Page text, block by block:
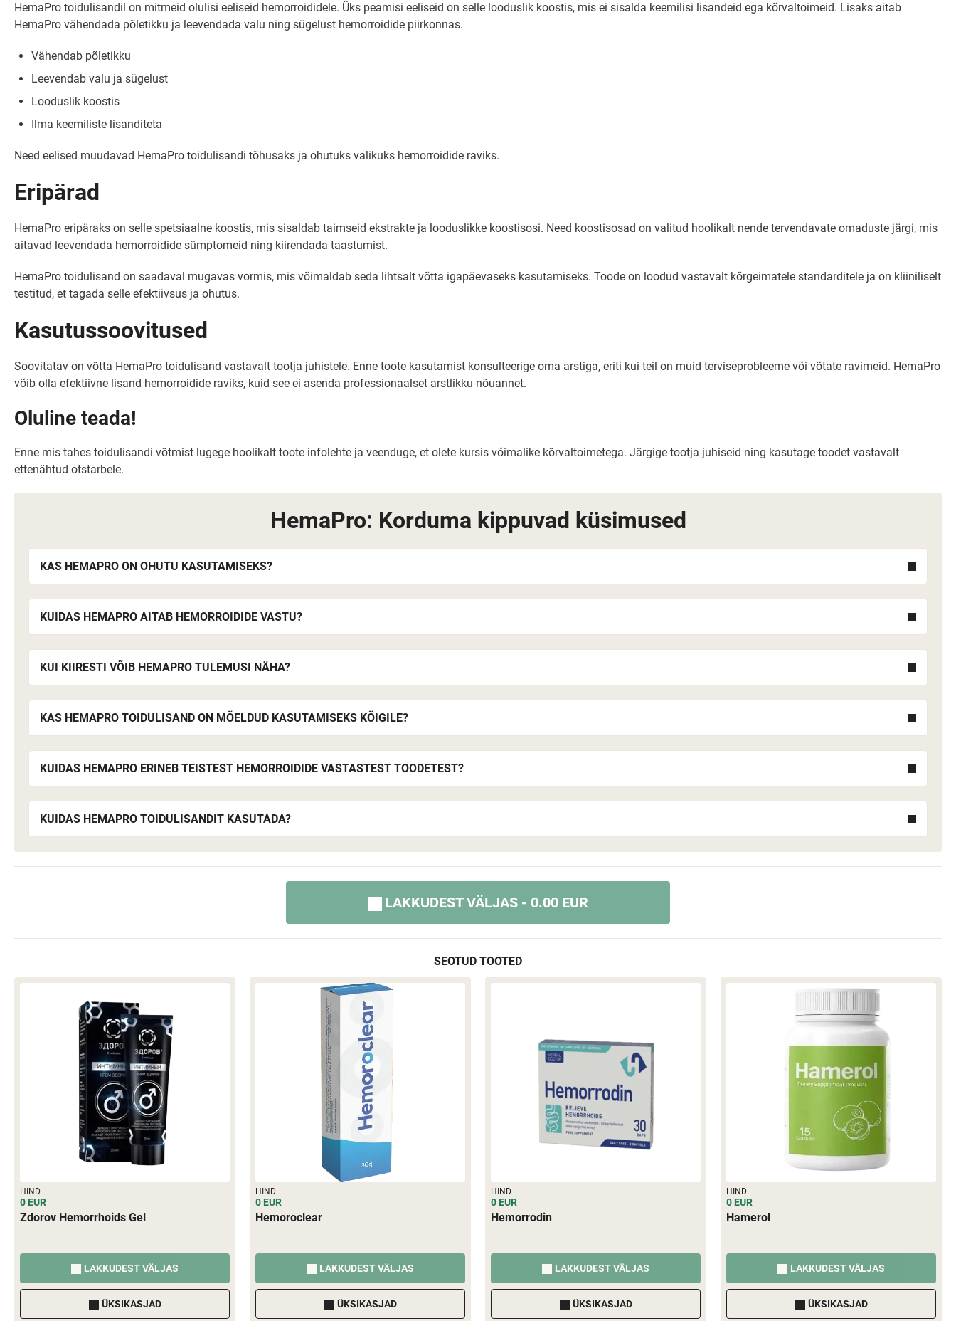
HemaPro toidulisandil on mitmeid olulisi eeliseid hemorroididele. Üks peamisi eeliseid on selle looduslik koostis, mis ei sisalda keemilisi lisandeid ega kõrvaltoimeid. Lisaks aitab
HemaPro vähendada põletikku ja leevendada valu ning sügelust hemorroidide piirkonnas.
Vähendab põletikku
Leevendab valu ja sügelust
Looduslik koostis
Ilma keemiliste lisanditeta
Need eelised muudavad HemaPro toidulisandi tõhusaks ja ohutuks valikuks hemorroidide raviks.
Eripärad
HemaPro eripäraks on selle spetsiaalne koostis, mis sisaldab taimseid ekstrakte ja looduslikke koostisosi. Need koostisosad on valitud hoolikalt nende tervendavate omaduste järgi, mis
aitavad leevendada hemorroidide sümptomeid ning kiirendada taastumist.
HemaPro toidulisand on saadaval mugavas vormis, mis võimaldab seda lihtsalt võtta igapäevaseks kasutamiseks. Toode on loodud vastavalt kõrgeimatele standarditele ja on kliiniliselt
testitud, et tagada selle efektiivsus ja ohutus.
Kasutussoovitused
Soovitatav on võtta HemaPro toidulisand vastavalt tootja juhistele. Enne toote kasutamist konsulteerige oma arstiga, eriti kui teil on muid terviseprobleeme või võtate ravimeid. HemaPro
võib olla efektiivne lisand hemorroidide raviks, kuid see ei asenda professionaalset arstlikku nõuannet.
Oluline teada!
Enne mis tahes toidulisandi võtmist lugege hoolikalt toote infolehte ja veenduge, et olete kursis võimalike kõrvaltoimetega. Järgige tootja juhiseid ning kasutage toodet vastavalt
ettenähtud otstarbele.
HemaPro: Korduma kippuvad küsimused
KAS HEMAPRO ON OHUTU KASUTAMISEKS?
KUIDAS HEMAPRO AITAB HEMORROIDIDE VASTU?
KUI KIIRESTI VÕIB HEMAPRO TULEMUSI NÄHA?
KAS HEMAPRO TOIDULISAND ON MÕELDUD KASUTAMISEKS KÕIGILE?
KUIDAS HEMAPRO ERINEB TEISTEST HEMORROIDIDE VASTASTEST TOODETEST?
KUIDAS HEMAPRO TOIDULISANDIT KASUTADA?
LAKKUDEST VÄLJAS - 0.00 EUR
SEOTUD TOOTED
HIND
0 EUR
Zdorov Hemorrhoids Gel
LAKKUDEST VÄLJAS
ÜKSIKASJAD
HIND
0 EUR
Hemoroclear
LAKKUDEST VÄLJAS
ÜKSIKASJAD
HIND
0 EUR
Hemorrodin
LAKKUDEST VÄLJAS
ÜKSIKASJAD
HIND
0 EUR
Hamerol
LAKKUDEST VÄLJAS
ÜKSIKASJAD